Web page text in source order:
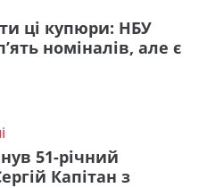
ці купюри: НБУ
номіналів, але є
51-річний
Капітан з